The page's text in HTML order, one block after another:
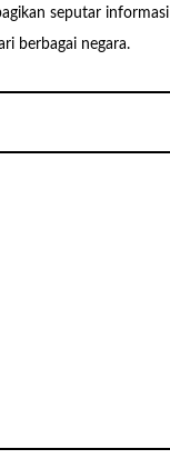
seputar informasi
berbagai negara.